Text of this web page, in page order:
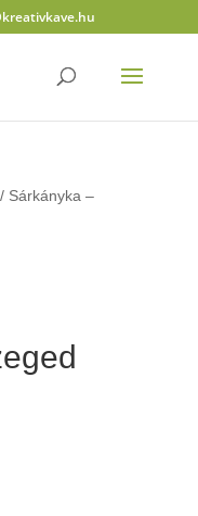
/ Sárkányka –